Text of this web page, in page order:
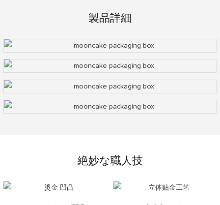
製品詳細
絶妙な職人技